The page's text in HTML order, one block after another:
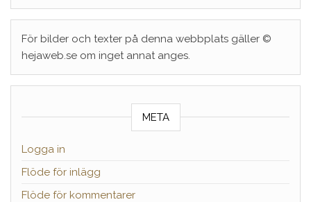
För bilder och texter på denna webbplats gäller ©
hejaweb.se om inget annat anges.
META
Logga in
Flöde för inlägg
Flöde för kommentarer